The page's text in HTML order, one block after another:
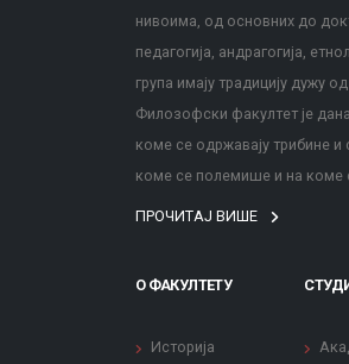
нивоима, од основних до
педагогија, андрагогија,
група имају традицију дужу
Филозофски факултет је
коме се одржавају трибине
коме се полемише и на коме
ПРОЧИТАЈ ВИШЕ
О ФАКУЛТЕТУ
Историја